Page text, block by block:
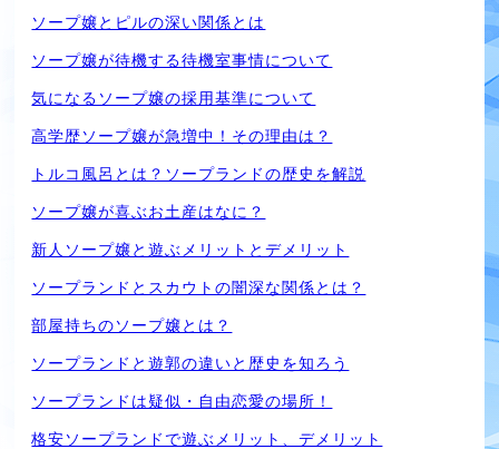
ソープ嬢とピルの深い関係とは
ソープ嬢が待機する待機室事情について
気になるソープ嬢の採用基準について
高学歴ソープ嬢が急増中！その理由は？
トルコ風呂とは？ソープランドの歴史を解説
ソープ嬢が喜ぶお土産はなに？
新人ソープ嬢と遊ぶメリットとデメリット
ソープランドとスカウトの闇深な関係とは？
部屋持ちのソープ嬢とは？
ソープランドと遊郭の違いと歴史を知ろう
ソープランドは疑似・自由恋愛の場所！
格安ソープランドで遊ぶメリット、デメリット